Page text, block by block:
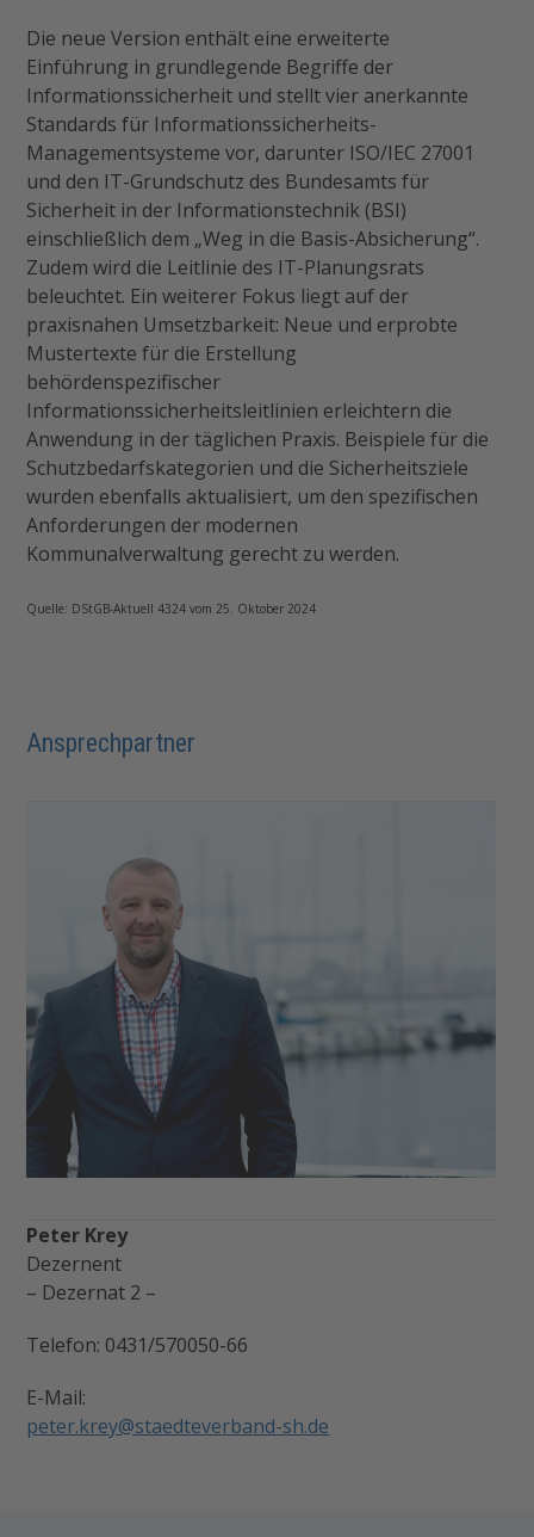
Die neue Version enthält eine erweiterte
Einführung in grundlegende Begriffe der
Informationssicherheit und stellt vier anerkannte
Standards für Informationssicherheits-
Managementsysteme vor, darunter ISO/IEC 27001
und den IT-Grundschutz des Bundesamts für
Sicherheit in der Informationstechnik (BSI)
einschließlich dem „Weg in die Basis-Absicherung“.
Zudem wird die Leitlinie des IT-Planungsrats
beleuchtet. Ein weiterer Fokus liegt auf der
praxisnahen Umsetzbarkeit: Neue und erprobte
Mustertexte für die Erstellung
behördenspezifischer
Informationssicherheitsleitlinien erleichtern die
Anwendung in der täglichen Praxis. Beispiele für die
Schutzbedarfskategorien und die Sicherheitsziele
wurden ebenfalls aktualisiert, um den spezifischen
Anforderungen der modernen
Kommunalverwaltung gerecht zu werden.
Quelle: DStGB-Aktuell 4324 vom 25. Oktober 2024
Ansprechpartner
Peter Krey
Dezernent
– Dezernat 2 –
Telefon: 0431/570050-66
E-Mail:
peter.krey@staedteverband-sh.de